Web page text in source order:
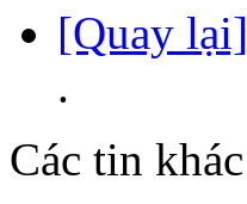
[Quay lại]
.
Các tin khác